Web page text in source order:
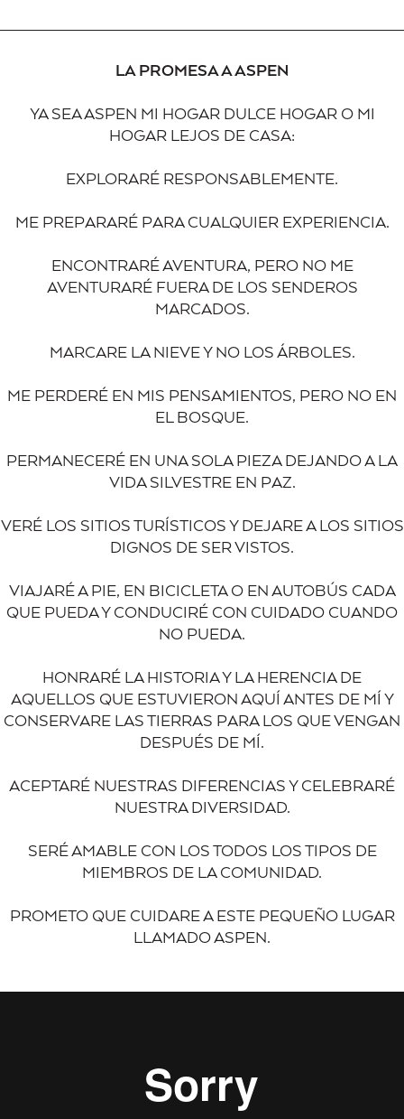
LA PROMESA A ASPEN
YA SEA ASPEN MI HOGAR DULCE HOGAR O MI
HOGAR LEJOS DE CASA:
EXPLORARÉ RESPONSABLEMENTE.
ME PREPARARÉ PARA CUALQUIER EXPERIENCIA.
ENCONTRARÉ AVENTURA, PERO NO ME
AVENTURARÉ FUERA DE LOS SENDEROS
MARCADOS.
MARCARE LA NIEVE Y NO LOS ÁRBOLES.
ME PERDERÉ EN MIS PENSAMIENTOS, PERO NO EN
EL BOSQUE.
PERMANECERÉ EN UNA SOLA PIEZA DEJANDO A LA
VIDA SILVESTRE EN PAZ.
VERÉ LOS SITIOS TURÍSTICOS Y DEJARE A LOS SITIOS
DIGNOS DE SER VISTOS.
VIAJARÉ A PIE, EN BICICLETA O EN AUTOBÚS CADA
QUE PUEDA Y CONDUCIRÉ CON CUIDADO CUANDO
NO PUEDA.
HONRARÉ LA HISTORIA Y LA HERENCIA DE
AQUELLOS QUE ESTUVIERON AQUÍ ANTES DE MÍ Y
CONSERVARE LAS TIERRAS PARA LOS QUE VENGAN
DESPUÉS DE MÍ.
ACEPTARÉ NUESTRAS DIFERENCIAS Y CELEBRARÉ
NUESTRA DIVERSIDAD.
SERÉ AMABLE CON LOS TODOS LOS TIPOS DE
MIEMBROS DE LA COMUNIDAD.
PROMETO QUE CUIDARE A ESTE PEQUEÑO LUGAR
LLAMADO ASPEN.